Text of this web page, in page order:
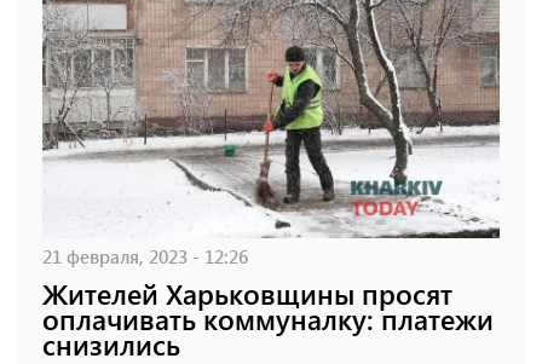
21 февраля, 2023 - 12:26
Жителей Харьковщины просят
оплачивать коммуналку: платежи
снизились